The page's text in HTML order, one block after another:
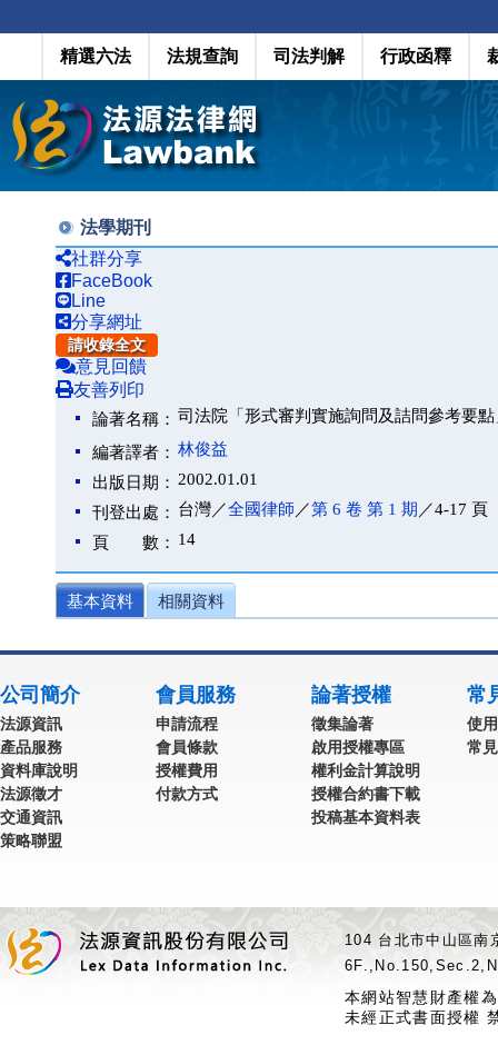
精選六法 法規查詢 司法判解 行政函釋
法學期刊
社群分享
FaceBook
Line
分享網址
請收錄全文
意見回饋
友善列印
論著名稱： 司法院「形式審判實施詢問及詰問參考要
編著譯者： 林俊益
出版日期： 2002.01.01
刊登出處： 台灣／全國律師 ／第 6 卷 第 1 期 ／4-17 頁
頁 數： 14
基本資料 相關資料
公司簡介
法源資訊
產品服務
資料庫說明
法源徵才
交通資訊
策略聯盟
會員服務
申請流程
會員條款
授權費用
付款方式
論著授權
徵集論著
啟用授權專區
權利金計算說明
授權合約書下載
投稿基本資料表
常
使
常
104 台北市中山區
本網站智慧財產權
未經正式書面授權